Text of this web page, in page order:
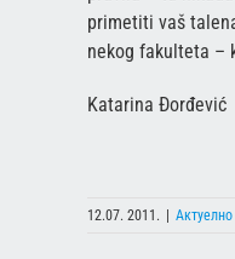
primetiti vaš
nekog fakulteta –
Katarina Đorđević
12.07. 2011. Актуелно